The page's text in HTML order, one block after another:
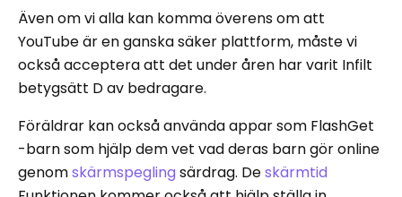
Även om vi alla kan komma överens om att
YouTube är en ganska säker plattform, måste vi
också acceptera att det under åren har varit Infilt
betygsätt D av bedragare.
Föräldrar kan också använda appar som FlashGet
-barn som hjälp dem vet vad deras barn gör online
genomskärmspegling särdrag. Deskärmtid